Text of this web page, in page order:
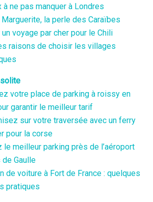
à ne pas manquer à Londres
Marguerite, la perle des Caraïbes
un voyage par cher pour le Chili
raisons de choisir les villages
votre place de parking à roissy en
garantir le meilleur tarif
sur votre traversée avec un ferry
pour la corse
le meilleur parking près de l’aéroport
de Gaulle
de voiture à Fort de France : quelques
pratiques